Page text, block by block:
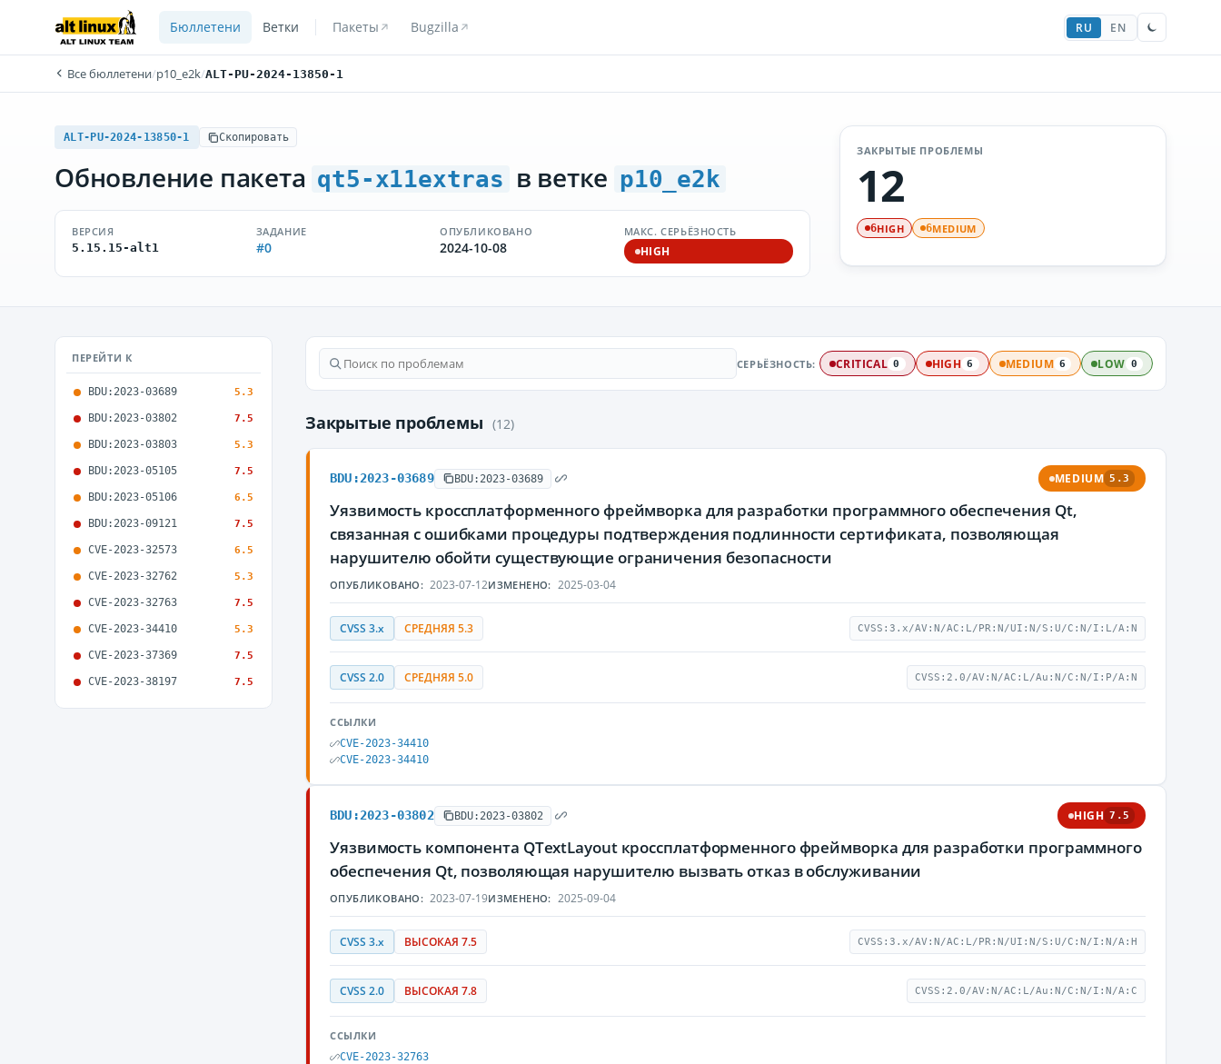
Бюллетени Ветки Пакеты Bugzilla RU EN
Все бюллетени/p10_e2k/ALT-PU-2024-13850-1
ALT-PU-2024-13850-1 Скопировать
Обновление пакета qt5-x11extras в ветке p10_e2k
ВЕРСИЯ
5.15.15-alt1
ЗАДАНИЕ
#0
ОПУБЛИКОВАНО
2024-10-08
МАКС. СЕРЬЁЗНОСТЬ
HIGH
ЗАКРЫТЫЕ ПРОБЛЕМЫ
12
6HIGH 6MEDIUM
ПЕРЕЙТИ К
BDU:2023-03689 5.3
BDU:2023-03802 7.5
BDU:2023-03803 5.3
BDU:2023-05105 7.5
BDU:2023-05106 6.5
BDU:2023-09121 7.5
CVE-2023-32573 6.5
CVE-2023-32762 5.3
CVE-2023-32763 7.5
CVE-2023-34410 5.3
CVE-2023-37369 7.5
CVE-2023-38197 7.5
СЕРЬЁЗНОСТЬ: CRITICAL 0 HIGH 6 MEDIUM 6 LOW 0
Закрытые проблемы (12)
BDU:2023-03689 BDU:2023-03689 MEDIUM 5.3
Уязвимость кроссплатформенного фреймворка для разработки программного обеспечения Qt,
связанная с ошибками процедуры подтверждения подлинности сертификата, позволяющая
нарушителю обойти существующие ограничения безопасности
ОПУБЛИКОВАНО: 2023-07-12ИЗМЕНЕНО: 2025-03-04
CVSS 3.x СРЕДНЯЯ 5.3 CVSS:3.x/AV:N/AC:L/PR:N/UI:N/S:U/C:N/I:L/A:N
CVSS 2.0 СРЕДНЯЯ 5.0 CVSS:2.0/AV:N/AC:L/Au:N/C:N/I:P/A:N
ССЫЛКИ
CVE-2023-34410
CVE-2023-34410
BDU:2023-03802 BDU:2023-03802 HIGH 7.5
Уязвимость компонента QTextLayout кроссплатформенного фреймворка для разработки программного
обеспечения Qt, позволяющая нарушителю вызвать отказ в обслуживании
ОПУБЛИКОВАНО: 2023-07-19ИЗМЕНЕНО: 2025-09-04
CVSS 3.x ВЫСОКАЯ 7.5 CVSS:3.x/AV:N/AC:L/PR:N/UI:N/S:U/C:N/I:N/A:H
CVSS 2.0 ВЫСОКАЯ 7.8 CVSS:2.0/AV:N/AC:L/Au:N/C:N/I:N/A:C
ССЫЛКИ
CVE-2023-32763